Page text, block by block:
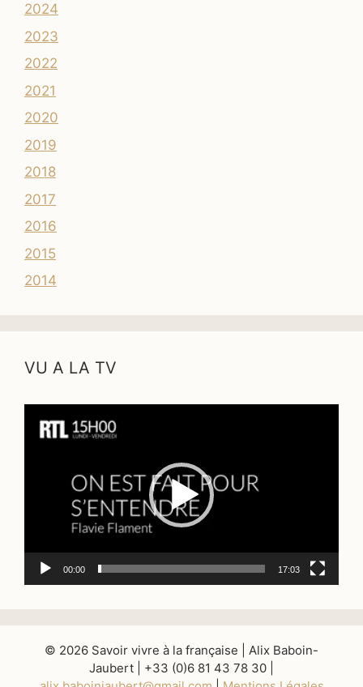
2024
2023
2022
2021
2020
2019
2018
2017
2016
2015
2014
VU A LA TV
vidéo
00:00 17:03
© 2026 Savoir vivre à la française | Alix Baboin-
Jaubert | +33 (0)6 81 43 78 30 |